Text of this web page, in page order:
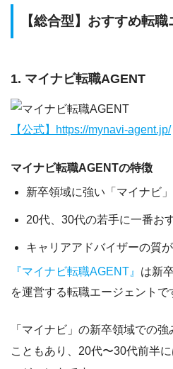
【総合型】おすすめ転
1. マイナビ転職AGENT
【公式】https://mynavi-agent.jp/
マイナビ転職AGENTの特徴
新卒領域に強い「マイナビ
20代、30代の若手に一番お
キャリアアドバイザーの質
『マイナビ転職AGENT』 は新
を運営する転職エージェントで
「マイナビ」の新卒領域での
こともあり、20代〜30代前半